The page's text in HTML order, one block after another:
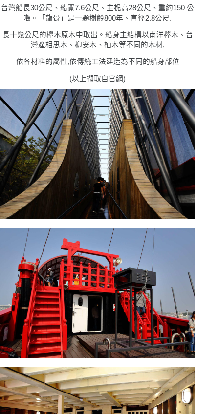
台灣船長30公尺、船寬7.6公尺、主桅高28公尺、重約150 公
噸。「龍骨」是一顆樹齡800年、直徑2.8公尺,
長十幾公尺的櫸木原木中取出。船身主結構以南洋櫸木、台
灣產相思木、柳安木、柚木等不同的木材,
依各材料的屬性,依傳統工法建造為不同的船身部位
(以上擷取自官網)